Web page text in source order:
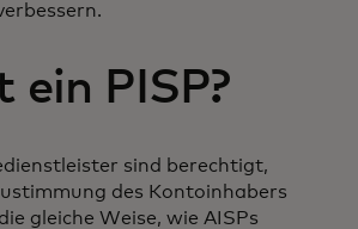
ein PISP?
sind berechtigt,
des Kontoinhabers
gleiche Weise, wie AISPs